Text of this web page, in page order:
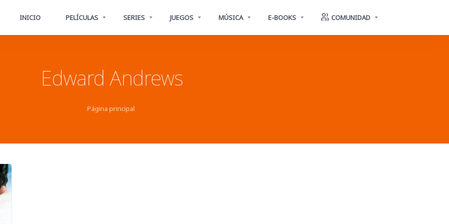
INICIO PELÍCULAS SERIES JUEGOS MÚSICA E-BOOKS COMUNIDAD
Edward Andrews
Página principal